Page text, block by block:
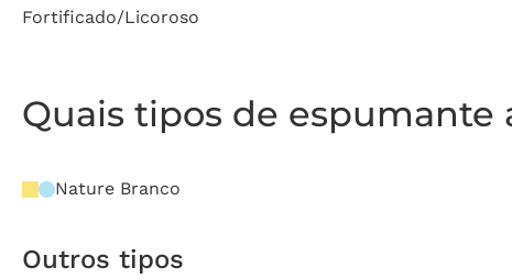
Fortificado/Licoroso
Quais tipos de espumante
Nature Branco
Outros tipos